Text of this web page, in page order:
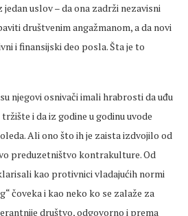
uslov – da ona zadrži nezavisni
društvenim angažmanom, a da novi
i finansijski deo posla. Šta je to
njegovi osnivači imali hrabrosti da uđu
i da iz godine u godinu uvode
Ali ono što ih je zaista izdvojilo od
preduzetništvo kontrakulture. Od
kao protivnici vladajućih normi
čoveka i kao neko ko se zalaže za
društvo, odgovorno i prema